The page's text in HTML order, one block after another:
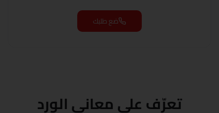
ضع طلبك
تعرّف على معاني الورد
كفر الشيخ